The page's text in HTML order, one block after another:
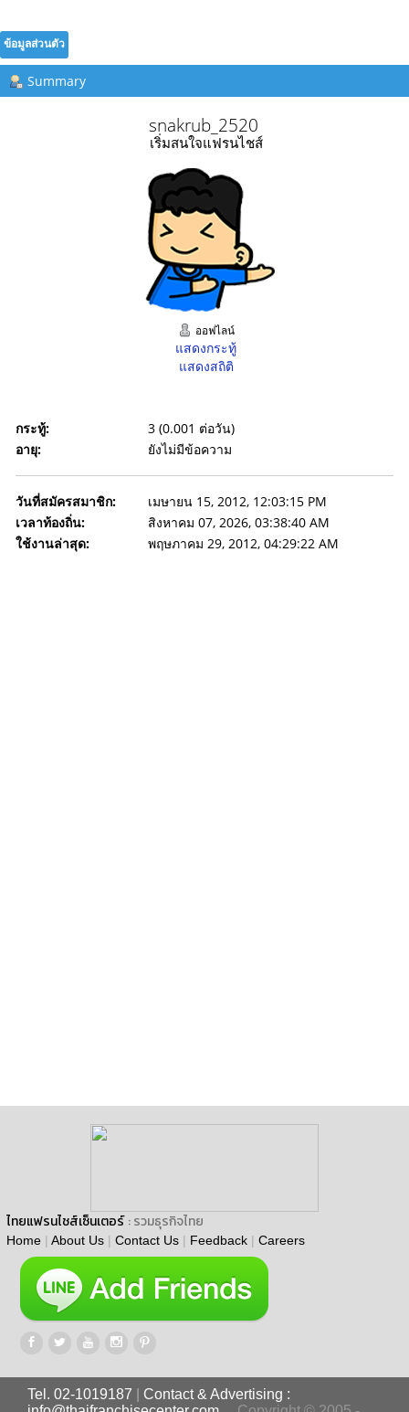
ข้อมูลส่วนตัว
Summary
snakrub_2520
เริ่มสนใจแฟรนไชส์
ออฟไลน์
แสดงกระทู้
แสดงสถิติ
กระทู้:
3 (0.001 ต่อวัน)
อายุ:
ยังไม่มีข้อความ
วันที่สมัครสมาชิก:
เมษายน 15, 2012, 12:03:15 PM
เวลาท้องถิ่น:
สิงหาคม 07, 2026, 03:38:40 AM
ใช้งานล่าสุด:
พฤษภาคม 29, 2012, 04:29:22 AM
ไทยแฟรนไชส์เซ็นเตอร์ : รวมธุรกิจไทย
Home | About Us | Contact Us | Feedback | Careers
Tel. 02-1019187
Contact & Advertising :